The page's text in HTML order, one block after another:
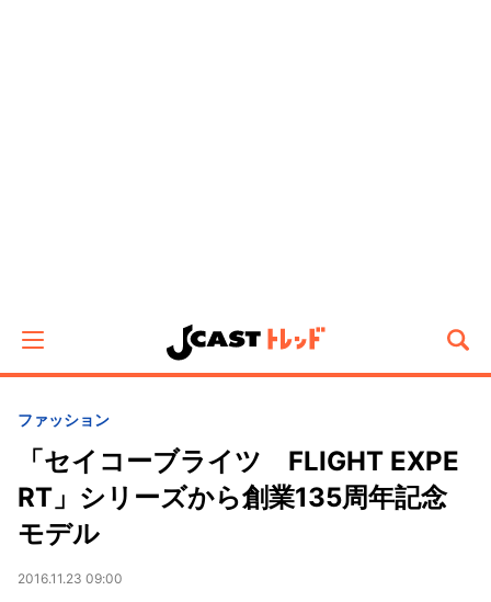
ファッション
「セイコーブライツ FLIGHT EXPE
RT」シリーズから創業135周年記念
モデル
2016.11.23 09:00